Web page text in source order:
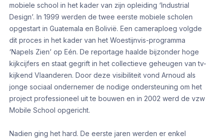
mobiele school in het kader van zijn opleiding ‘Industrial
Design’. In 1999 werden de twee eerste mobiele scholen
opgestart in Guatemala en Bolivië. Een cameraploeg volgde
dit proces in het kader van het Woestijnvis-programma
‘Napels Zien’ op Eén. De reportage haalde bijzonder hoge
kijkcijfers en staat gegrift in het collectieve geheugen van tv-
kijkend Vlaanderen. Door deze visibiliteit vond Arnoud als
jonge sociaal ondernemer de nodige ondersteuning om het
project professioneel uit te bouwen en in 2002 werd de vzw
Mobile School opgericht.
Nadien ging het hard. De eerste jaren werden er enkel